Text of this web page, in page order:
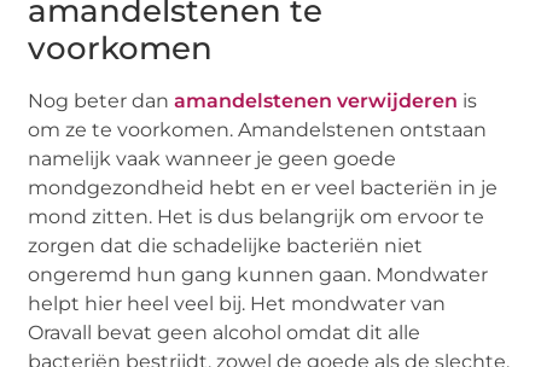
amandelstenen te
voorkomen
Nog beter danamandelstenen verwijderen is
om ze te voorkomen. Amandelstenen ontstaan
namelijk vaak wanneer je geen goede
mondgezondheid hebt en er veel bacteriën in je
mond zitten. Het is dus belangrijk om ervoor te
zorgen dat die schadelijke bacteriën niet
ongeremd hun gang kunnen gaan. Mondwater
helpt hier heel veel bij. Het mondwater van
Oravall bevat geen alcohol omdat dit alle
bacteriën bestrijdt, zowel de goede als de slechte.